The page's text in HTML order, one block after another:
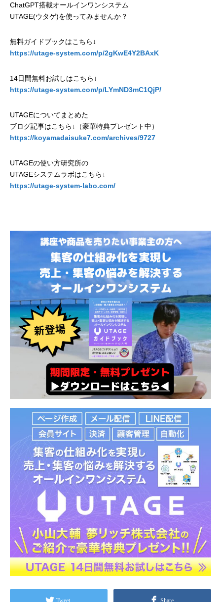
ChatGPT搭載オールインワンシステム
UTAGE(ウタゲ)を使ってみませんか？
無料ガイドブックはこちら↓
https://utage-system.com/p/2gKwE4Y2BAxK
14日間無料お試しはこちら↓
https://utage-system.com/p/LYmND3mC1QjP/
UTAGEについてまとめた
ブログ記事はこちら↓（豪華特典プレゼント中）
https://koyamadaisuke7.com/archives/9727
UTAGEの使い方研究所の
UTAGEシステムラボはこちら↓
https://utage-system-labo.com/
Tweet Share